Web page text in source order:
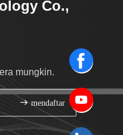
Co.,
mungkin.
mendaftar